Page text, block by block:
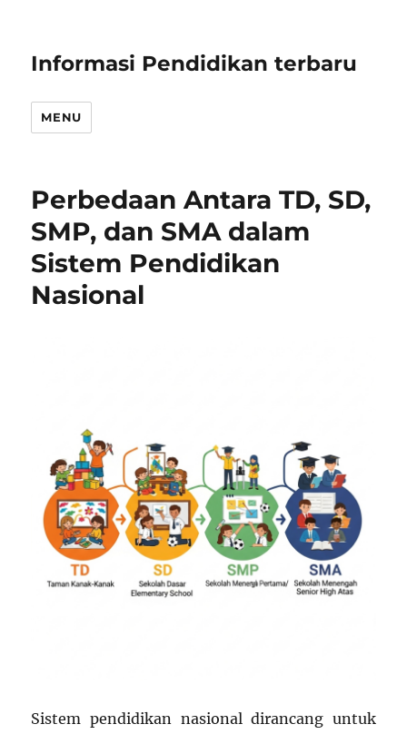
Informasi Pendidikan terbaru
MENU
Perbedaan Antara TD, SD,
SMP, dan SMA dalam
Sistem Pendidikan
Nasional
Sistem pendidikan nasional dirancang untuk